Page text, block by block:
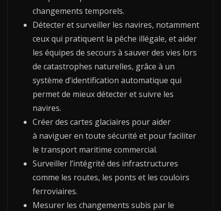
changements temporels.
Détecter et surveiller les navires, notamment
ceux qui pratiquent la pêche illégale, et aider
les équipes de secours à sauver des vies lors
de catastrophes naturelles, grâce à un
système d’identification automatique qui
permet de mieux détecter et suivre les
navires.
Créer des cartes glaciaires pour aider
à naviguer en toute sécurité et pour faciliter
le transport maritime commercial.
Surveiller l’intégrité des infrastructures
comme les routes, les ponts et les couloirs
ferroviaires.
Mesurer les changements subis par le